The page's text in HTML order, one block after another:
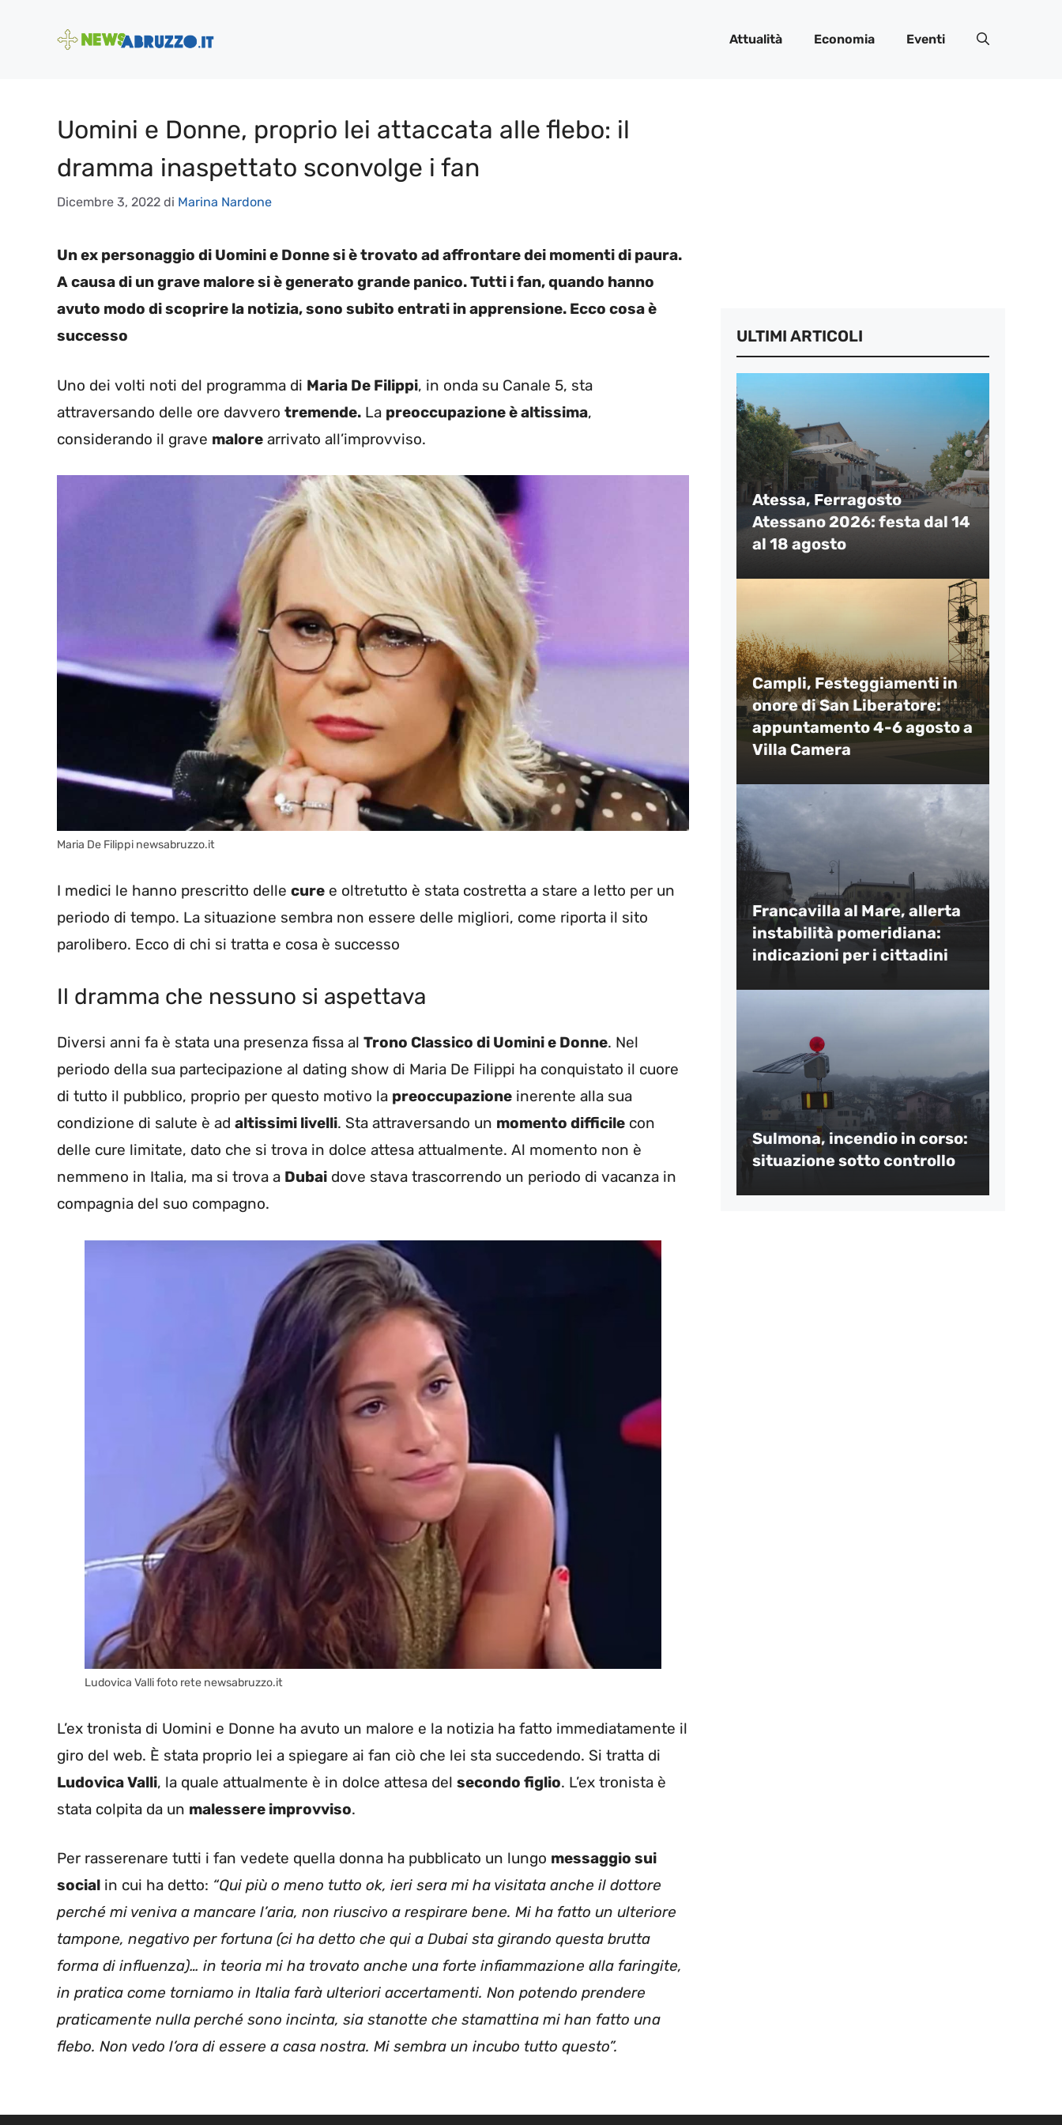
Attualità Economia Eventi
Uomini e Donne, proprio lei attaccata alle flebo: il
dramma inaspettato sconvolge i fan
Dicembre 3, 2022 di Marina Nardone
Un ex personaggio di Uomini e Donne si è trovato ad affrontare dei momenti di paura.
A causa di un grave malore si è generato grande panico. Tutti i fan, quando hanno
avuto modo di scoprire la notizia, sono subito entrati in apprensione. Ecco cosa è
successo
Uno dei volti noti del programma di Maria De Filippi, in onda su Canale 5, sta
attraversando delle ore davvero tremende. La preoccupazione è altissima,
considerando il grave malore arrivato all’improvviso.
Maria De Filippi newsabruzzo.it
I medici le hanno prescritto delle cure e oltretutto è stata costretta a stare a letto per un
periodo di tempo. La situazione sembra non essere delle migliori, come riporta il sito
parolibero. Ecco di chi si tratta e cosa è successo
Il dramma che nessuno si aspettava
Diversi anni fa è stata una presenza fissa al Trono Classico di Uomini e Donne. Nel
periodo della sua partecipazione al dating show di Maria De Filippi ha conquistato il cuore
di tutto il pubblico, proprio per questo motivo la preoccupazione inerente alla sua
condizione di salute è ad altissimi livelli. Sta attraversando un momento difficile con
delle cure limitate, dato che si trova in dolce attesa attualmente. Al momento non è
nemmeno in Italia, ma si trova a Dubai dove stava trascorrendo un periodo di vacanza in
compagnia del suo compagno.
Ludovica Valli foto rete newsabruzzo.it
L’ex tronista di Uomini e Donne ha avuto un malore e la notizia ha fatto immediatamente il
giro del web. È stata proprio lei a spiegare ai fan ciò che lei sta succedendo. Si tratta di
Ludovica Valli, la quale attualmente è in dolce attesa del secondo figlio. L’ex tronista è
stata colpita da un malessere improvviso.
Per rasserenare tutti i fan vedete quella donna ha pubblicato un lungo messaggio sui
social in cui ha detto: “Qui più o meno tutto ok, ieri sera mi ha visitata anche il dottore
perché mi veniva a mancare l’aria, non riuscivo a respirare bene. Mi ha fatto un ulteriore
tampone, negativo per fortuna (ci ha detto che qui a Dubai sta girando questa brutta
forma di influenza)… in teoria mi ha trovato anche una forte infiammazione alla faringite,
in pratica come torniamo in Italia farà ulteriori accertamenti. Non potendo prendere
praticamente nulla perché sono incinta, sia stanotte che stamattina mi han fatto una
flebo. Non vedo l’ora di essere a casa nostra. Mi sembra un incubo tutto questo”.
ULTIMI ARTICOLI
Atessa, Ferragosto
Atessano 2026: festa dal 14
al 18 agosto
Campli, Festeggiamenti in
onore di San Liberatore:
appuntamento 4-6 agosto a
Villa Camera
Francavilla al Mare, allerta
instabilità pomeridiana:
indicazioni per i cittadini
Sulmona, incendio in corso:
situazione sotto controllo